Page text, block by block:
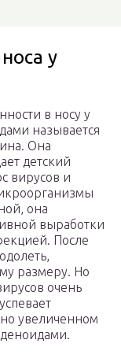
у
в носу у
называется
Она
детский
вирусов и
она
выработки
После
размеру. Но
очень
увеличенном